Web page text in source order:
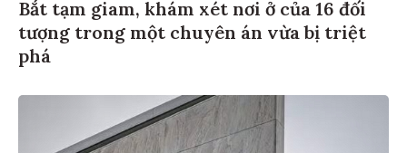
Bắt tạm giam, khám xét nơi ở của 16 đối
tượng trong một chuyên án vừa bị triệt
phá